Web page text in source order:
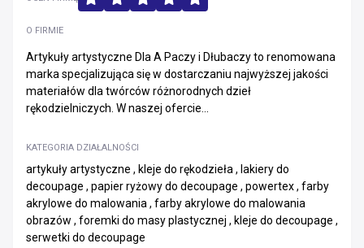
O FIRMIE
Artykuły artystyczne Dla A Paczy i Dłubaczy to renomowana
marka specjalizująca się w dostarczaniu najwyższej jakości
materiałów dla twórców różnorodnych dzieł
rękodzielniczych. W naszej ofercie...
KATEGORIA DZIAŁALNOŚCI
artykuły artystyczne , kleje do rękodzieła , lakiery do
decoupage , papier ryżowy do decoupage , powertex , farby
akrylowe do malowania , farby akrylowe do malowania
obrazów , foremki do masy plastycznej , kleje do decoupage ,
serwetki do decoupage